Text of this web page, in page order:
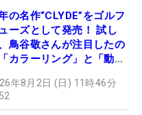
の名作“CLYDE”をゴルフ
ーズとして発売！ 試し
鳥谷敬さんが注目したの
カラーリング」と「動き
年8月2日 (日) 11時46分
52